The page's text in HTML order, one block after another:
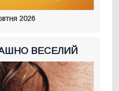
2026
ВЕСЕЛИЙ